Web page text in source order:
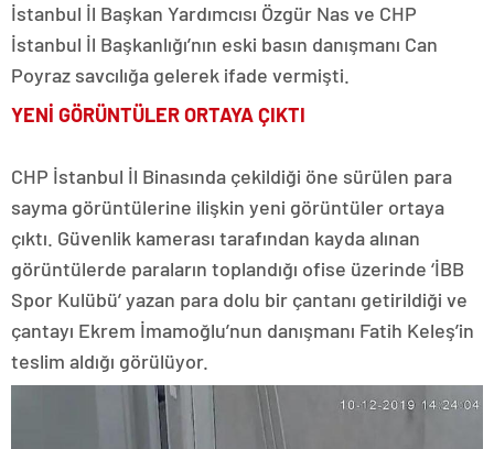
İstanbul İl Başkan Yardımcısı Özgür Nas ve CHP
İstanbul İl Başkanlığı’nın eski basın danışmanı Can
Poyraz savcılığa gelerek ifade vermişti.
YENİ GÖRÜNTÜLER ORTAYA ÇIKTI
CHP İstanbul İl Binasında çekildiği öne sürülen para
sayma görüntülerine ilişkin yeni görüntüler ortaya
çıktı. Güvenlik kamerası tarafından kayda alınan
görüntülerde paraların toplandığı ofise üzerinde ‘İBB
Spor Kulübü’ yazan para dolu bir çantanı getirildiği ve
çantayı Ekrem İmamoğlu’nun danışmanı Fatih Keleş’in
teslim aldığı görülüyor.